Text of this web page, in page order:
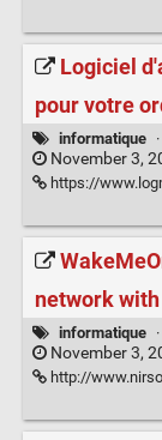
Logiciel
pour votre
informatique ·
November 3,
https://
network
informatique ·
November 3,
http://